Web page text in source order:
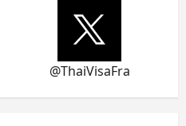
@ThaiVisaFra